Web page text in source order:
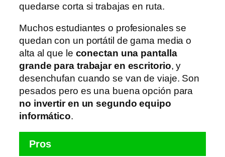
quedarse corta si trabajas en ruta.
Muchos estudiantes o profesionales se
quedan con un portátil de gama media o
alta al que le conectan una pantalla
grande para trabajar en escritorio, y
desenchufan cuando se van de viaje. Son
pesados pero es una buena opción para
no invertir en un segundo equipo
informático.
Pros